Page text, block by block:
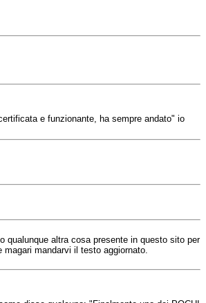
e funzionante, ha sempre andato" io
qualunque altra cosa presente in questo sito per
mandarvi il testo aggiornato.